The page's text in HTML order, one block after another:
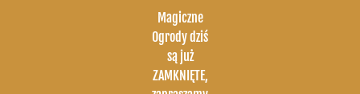
Magiczne
Ogrody dziś
są już
ZAMKNIĘTE,